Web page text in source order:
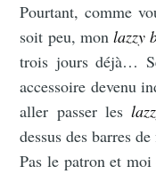
Pourtant, comme
soit peu, monlazzy
trois jours déjà…
accessoire devenu
aller passer les
dessus des barres
Pas le patron et